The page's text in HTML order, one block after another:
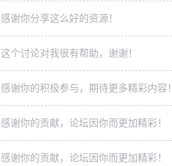
感谢你分享这么好的资源！
这个讨论对我很有帮助，谢谢！
感谢你的积极参与，期待更多精彩内容！
感谢你的贡献，论坛因你而更加精彩！
感谢你的贡献，论坛因你而更加精彩！